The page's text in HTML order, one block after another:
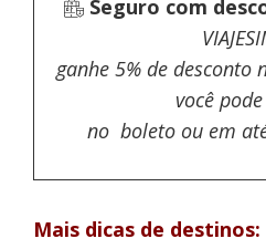
Seguro com
ganhe 5% de desconto
você
no boleto ou em
Mais dicas de destinos: